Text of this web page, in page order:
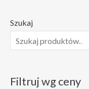
Szukaj
Filtruj wg ceny